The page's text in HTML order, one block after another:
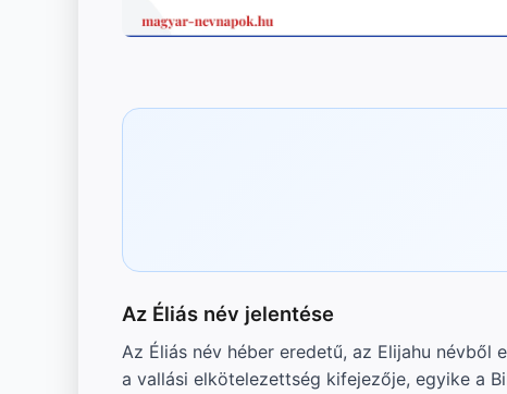
Az Éliás név jelentése
Az Éliás név héber eredetű, az Elijahu névből
a vallási elkötelezettség kifejezője, egyike a